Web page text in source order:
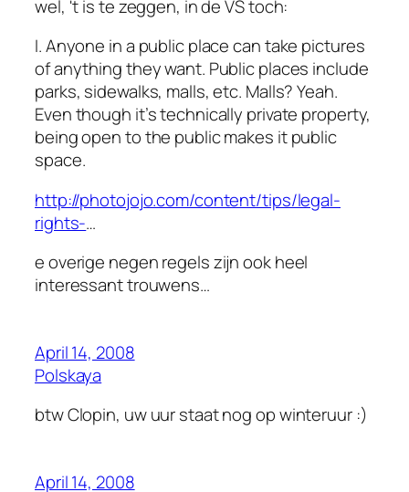
wel, 't is te zeggen, in de VS toch:
I. Anyone in a public place can take pictures
of anything they want. Public places include
parks, sidewalks, malls, etc. Malls? Yeah.
Even though it’s technically private property,
being open to the public makes it public
space.
http://photojojo.com/content/tips/legal-
rights-…
e overige negen regels zijn ook heel
interessant trouwens…
April 14, 2008
Polskaya
btw Clopin, uw uur staat nog op winteruur :)
April 14, 2008